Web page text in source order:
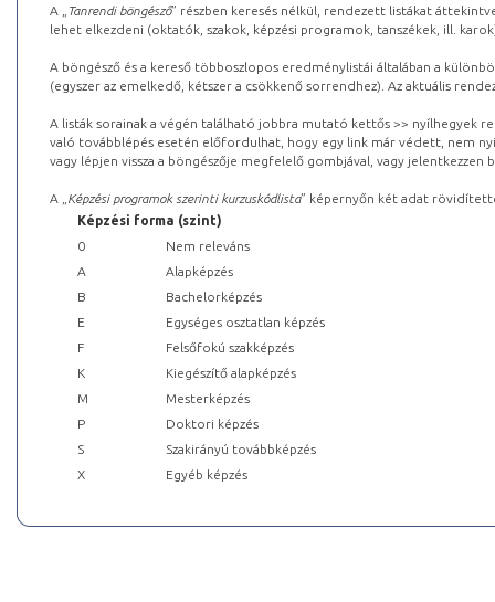
A „ Tanrendi böngésző” részben keresés nélkül, rendezett listákat
lehet elkezdeni (oktatók, szakok, képzési programok, tanszékek, ill.
A böngésző és a kereső többoszlopos eredménylistái általában a
(egyszer az emelkedő, kétszer a csökkenő sorrendhez). Az aktuális
A listák sorainak a végén található jobbra mutató kettős >> nyílhegyek
való továbblépés esetén előfordulhat, hogy egy link már védett, nem
vagy lépjen vissza a böngészője megfelelő gombjával, vagy
A „ Képzési programok szerinti kurzuskódlista” képernyőn két adat
Képzési forma (szint)
0
Nem releváns
A
Alapképzés
B
Bachelorképzés
E
Egységes osztatlan képzés
F
Felsőfokú szakképzés
K
Kiegészítő alapképzés
M
Mesterképzés
P
Doktori képzés
S
Szakirányú továbbképzés
X
Egyéb képzés